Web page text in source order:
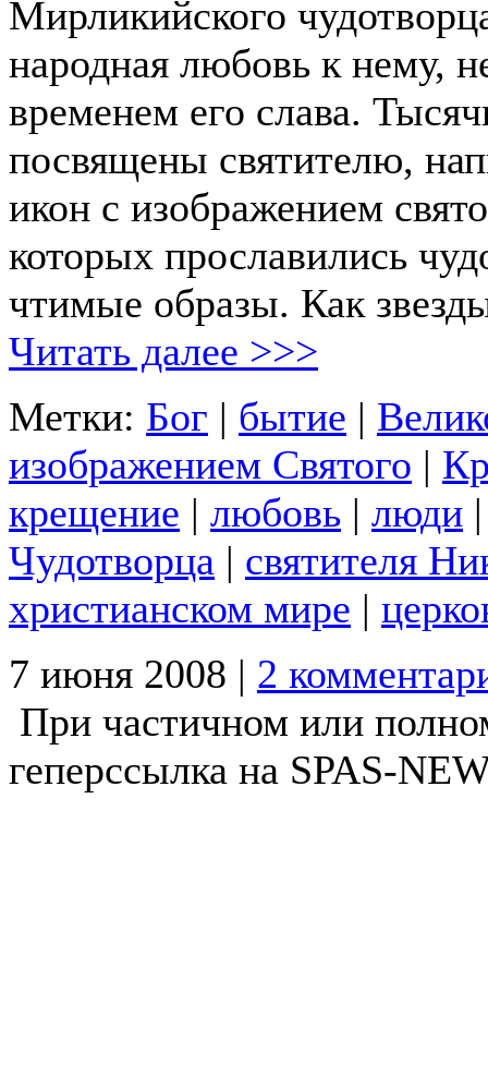
Мирликийского
народная любовь к нему,
временем его слава.
посвящены святителю,
икон с изображением
которых прославились
чтимые образы. Как
Читать далее >>>
Метки: Бог | бытие |
изображением Святого |
крещение | любовь | люди
Чудотворца | святителя
христианском мире |
7 июня 2008 | 2
При частичном или
геперссылка на SPAS-